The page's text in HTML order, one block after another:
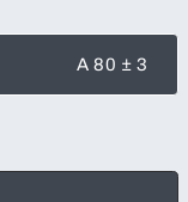
A 80 ± 3